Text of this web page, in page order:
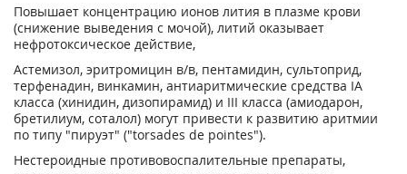
Повышает концентрацию ионов лития в плазме крови
(снижение выведения с мочой), литий оказывает
нефротоксическое действие,
Астемизол, эритромицин в/в, пентамидин, сультоприд,
терфенадин, винкамин, антиаритмические средства IA
класса (хинидин, дизопирамид) и III класса (амиодарон,
бретилиум, соталол) могут привести к развитию аритмии
по типу "пируэт" ("torsades de pointes").
Нестероидные противовоспалительные препараты,